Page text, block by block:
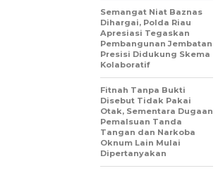
Semangat Niat Baznas
Dihargai, Polda Riau
Apresiasi Tegaskan
Pembangunan Jembatan
Presisi Didukung Skema
Kolaboratif
Fitnah Tanpa Bukti
Disebut Tidak Pakai
Otak, Sementara Dugaan
Pemalsuan Tanda
Tangan dan Narkoba
Oknum Lain Mulai
Dipertanyakan